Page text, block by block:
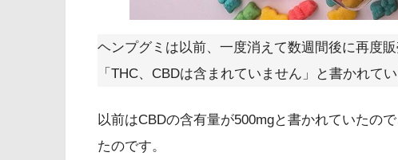
ヘンプグミは以前、一度消えて数週間後に再度
「THC、CBDは含まれていません」と書かれて
以前はCBDの含有量が500mgと書かれていたの
たのです。